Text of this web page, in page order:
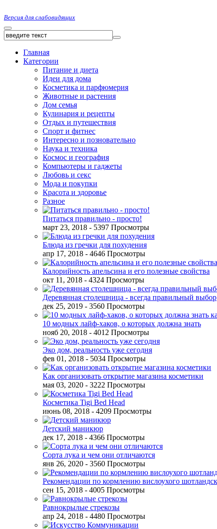
Версия для слабовидящих
Главная
Категории
Питание и диета
Идеи для дома
Косметика и парфюмерия
Животные и растения
Дом семья
Кулинария и рецепты
Отдых и путешествия
Спорт и фитнес
Интересно и позновательно
Наука и техника
Космос и география
Компьютеры и гаджеты
Любовь и секс
Мода и покупки
Красота и здоровье
Разное
Питаться правильно - просто!
март 23, 2018 - 5397 Просмотры
Блюда из гречки для похудения
апр 17, 2018 - 4646 Просмотры
Калорийность апельсина и его полезные свойства
окт 11, 2018 - 4324 Просмотры
Деревянная столешница - всегда правильный выбор
дек 25, 2019 - 3560 Просмотры
10 модных лайф-хаков, о которых должна знать
нояб 20, 2018 - 4012 Просмотры
Эко дом, реальность уже сегодня
фев 01, 2018 - 5034 Просмотры
Как организовать открытие магазина косметики
мая 03, 2020 - 3222 Просмотры
Косметика Tigi Bed Head
июнь 08, 2018 - 4209 Просмотры
Детский маникюр
дек 17, 2018 - 4366 Просмотры
Сорта лука и чем они отличаются
янв 26, 2020 - 3560 Просмотры
Рекомендации по кормлению вислоухого
сен 15, 2018 - 4005 Просмотры
Равнокрылые стрекозы
апр 24, 2018 - 4480 Просмотры